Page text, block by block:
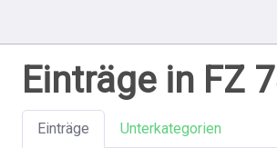
Einträge in FZ
Einträge Unterkategorien